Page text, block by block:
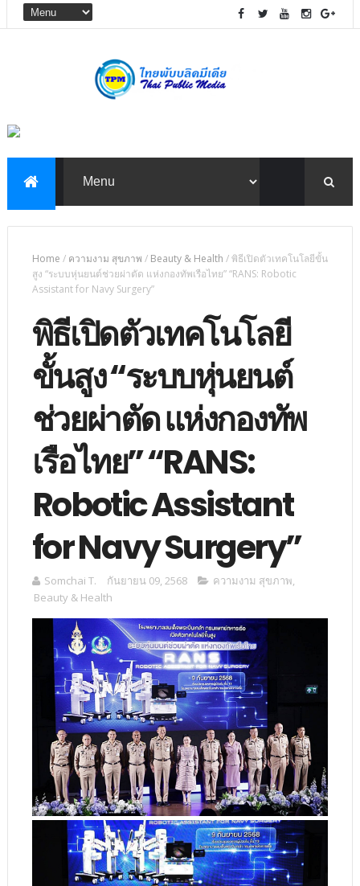
Home / ความงาม สุขภาพ / Beauty & Health /พิธีเปิดตัวเทคโนโลยีขั้น
สูง “ระบบหุ่นยนต์ช่วยผ่าตัด แห่งกองทัพเรือไทย” “RANS: Robotic
Assistant for Navy Surgery”
พิธีเปิดตัวเทคโนโลยี
ขั้นสูง “ระบบหุ่นยนต์
ช่วยผ่าตัด แห่งกองทัพ
เรือไทย” “RANS:
Robotic Assistant
for Navy Surgery”
Somchai T. กันยายน 09, 2568 ความงาม สุขภาพ,
Beauty & Health